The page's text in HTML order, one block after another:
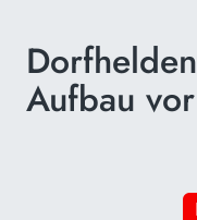
Aufbau